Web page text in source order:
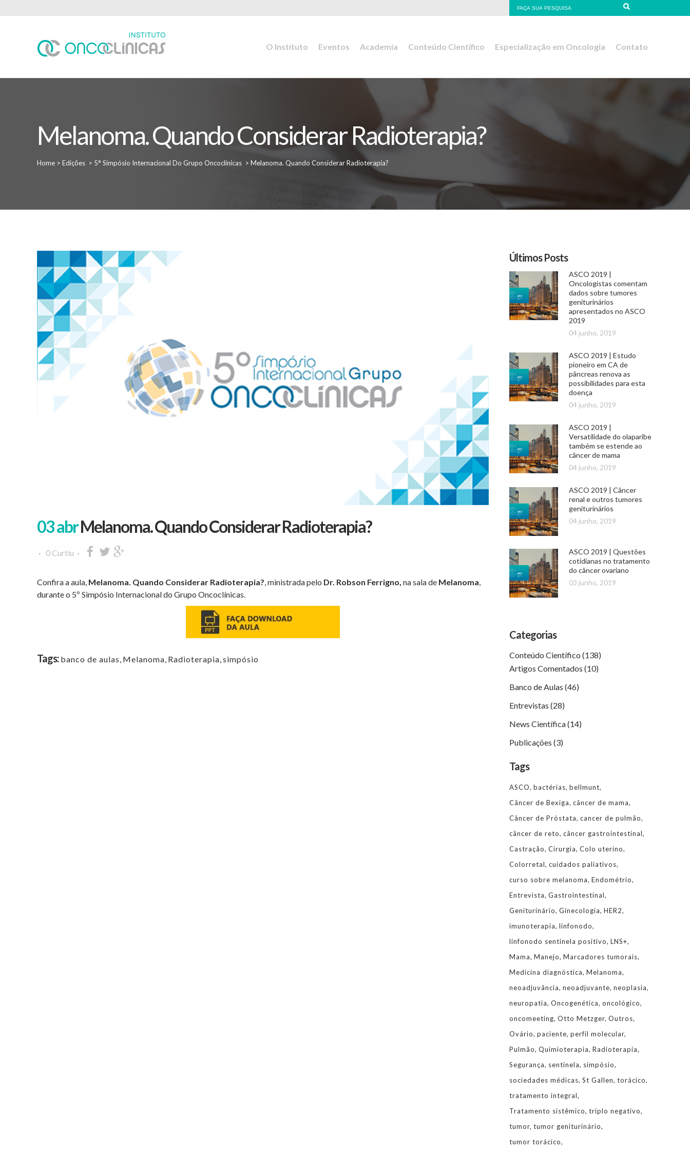
O Instituto Eventos Academia Conteúdo Científico Especialização em Oncologia Contato
Melanoma. Quando Considerar Radioterapia?
Home > Edições > 5° Simpósio Internacional Do Grupo Oncoclínicas > Melanoma. Quando Considerar Radioterapia?
03 abrMelanoma. Quando Considerar Radioterapia?
0 Curtiu
Confira a aula, Melanoma. Quando Considerar Radioterapia? , ministrada pelo Dr. Robson Ferrigno, na sala de Melanoma
durante o 5º Simpósio Internacional do Grupo Oncoclínicas.
Tags: banco de aulas Melanoma Radioterapia simpósio
Últimos Posts
ASCO 2019 |
Oncologistas comentam
dados sobre tumores
geniturinários
apresentados no ASCO
2019
04 junho, 2019
ASCO 2019 | Estudo
pioneiro em CA de
pâncreas renova as
possibilidades para esta
doença
04 junho, 2019
ASCO 2019 |
Versatilidade do olaparibe
também se estende ao
câncer de mama
04 junho, 2019
ASCO 2019 | Câncer
renal e outros tumores
geniturinários
04 junho, 2019
ASCO 2019 | Questões
cotidianas no tratamento
do câncer ovariano
03 junho, 2019
Categorias
Conteúdo Científico (138)
Artigos Comentados (10)
Banco de Aulas (46)
Entrevistas (28)
News Científica(14)
Publicações (3)
Tags
ASCO bactérias bellmunt
Câncer de Bexiga câncer de mama
Câncer de Próstata cancer de pulmão
câncer de reto câncer gastrointestinal
Castração Cirurgia Colo uterino
Colorretal cuidados paliativos
curso sobre melanoma Endométrio
Entrevista Gastrointestinal
Geniturinário Ginecologia HER2
imunoterapia linfonodo
linfonodo sentinela positivo LNS+
Mama Manejo Marcadores tumorais
Medicina diagnóstica Melanoma
neoadjuvância neoadjuvante neoplasia
neuropatia Oncogenética oncológico
oncomeeting Otto Metzger Outros
Ovário paciente perfil molecular
Pulmão Quimioterapia Radioterapia
Segurança
sentinela
simpósio
sociedades médicas St Gallen torácico
tratamento integral
Tratamento sistêmico triplo negativo
tumor tumor geniturinário
tumor torácico